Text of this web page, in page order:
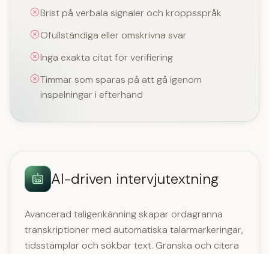
Brist på verbala signaler och kroppsspråk
Ofullständiga eller omskrivna svar
Inga exakta citat för verifiering
Timmar som sparas på att gå igenom
inspelningar i efterhand
AI-driven intervjutextning
Avancerad taligenkänning skapar ordagranna
transkriptioner med automatiska talarmarkeringar,
tidsstämplar och sökbar text. Granska och citera